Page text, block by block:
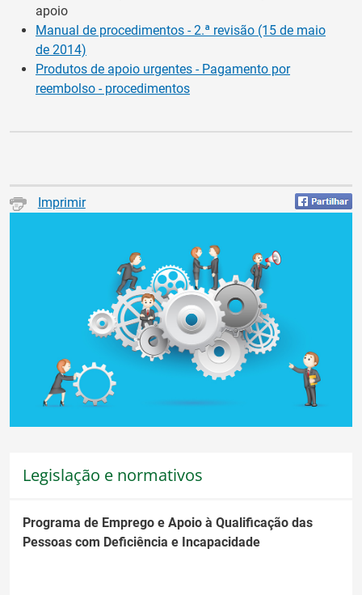
apoio
Manual de procedimentos - 2.ª revisão (15 de maio
de 2014)
Produtos de apoio urgentes - Pagamento por
reembolso - procedimentos
Imprimir
Legislação e normativos
Programa de Emprego e Apoio à Qualificação das
Pessoas com Deficiência e Incapacidade